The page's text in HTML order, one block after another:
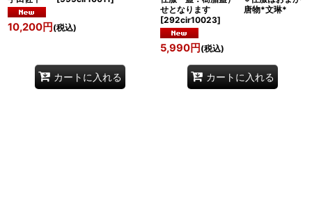
10,200円 (税込)
カートに入れる
せとなります 唐物*文琳*
[292cir10023]
5,990円 (税込)
カートに入れる